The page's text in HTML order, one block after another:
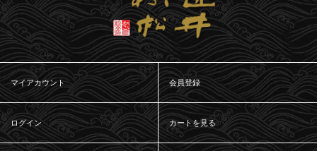
マイアカウント 会員登録
ログイン カートを見る